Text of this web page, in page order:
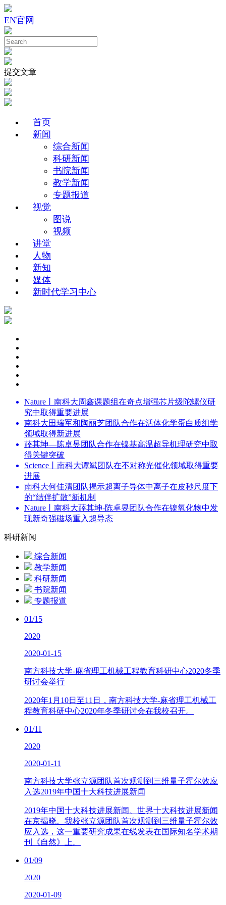
EN官网
提交文章
首页
新闻
综合新闻
科研新闻
书院新闻
教学新闻
专题报道
视觉
图说
视频
讲堂
人物
新知
媒体
新时代学习中心
Nature丨南科大周鑫课题组在奇点增强芯片级陀螺仪研
究中取得重要进展
南科大田瑞军和陶丽芝团队合作在活体化学蛋白质组学
领域取得新进展
薛其坤—陈卓昱团队合作在镍基高温超导机理研究中取
得关键突破
Science丨南科大谭斌团队在不对称光催化领域取得重要
进展
南科大何佳清团队揭示超离子导体中离子在皮秒尺度下
的“结伴扩散”新机制
Nature丨南科大薛其坤-陈卓昱团队合作在镍氧化物中发
现新奇强磁场重入超导态
科研新闻
综合新闻
教学新闻
科研新闻
书院新闻
专题报道
01/15
2020
2020-01-15
南方科技大学-麻省理工机械工程教育科研中心2020冬季
研讨会举行
2020年1月10日至11日，南方科技大学-麻省理工机械工
程教育科研中心2020年冬季研讨会在我校召开。
01/11
2020
2020-01-11
南方科技大学张立源团队首次观测到三维量子霍尔效应
入选2019年中国十大科技进展新闻
2019年中国十大科技进展新闻、世界十大科技进展新闻
在京揭晓。我校张立源团队首次观测到三维量子霍尔效
应入选，这一重要研究成果在线发表在国际知名学术期
刊《自然》上。
01/09
2020
2020-01-09